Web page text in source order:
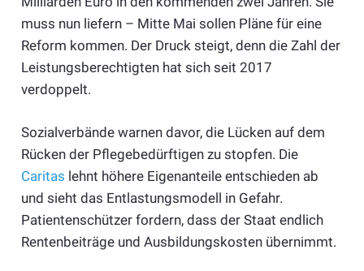
muss nun liefern – Mitte Mai sollen Pläne für eine
Reform kommen. Der Druck steigt, denn die Zahl der
Leistungsberechtigten hat sich seit 2017
verdoppelt.
Sozialverbände warnen davor, die Lücken auf dem
Rücken der Pflegebedürftigen zu stopfen. Die
Caritas lehnt höhere Eigenanteile entschieden ab
und sieht das Entlastungsmodell in Gefahr.
Patientenschützer fordern, dass der Staat endlich
Rentenbeiträge und Ausbildungskosten übernimmt.